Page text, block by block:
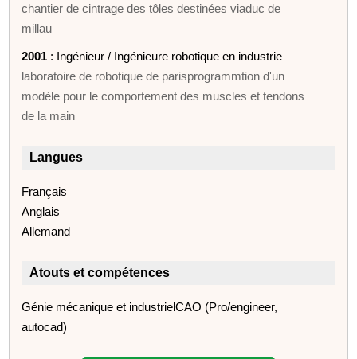
chantier de cintrage des tôles destinées viaduc de
millau
2001 : Ingénieur / Ingénieure robotique en industrie
laboratoire de robotique de parisprogrammtion d'un
modèle pour le comportement des muscles et tendons
de la main
Langues
Français
Anglais
Allemand
Atouts et compétences
Génie mécanique et industrielCAO (Pro/engineer,
autocad)